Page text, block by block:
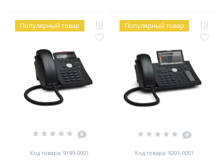
Популярный товар
0
Код товара: 9199-0001
Популярный товар
0
Код товара: 9201-0001